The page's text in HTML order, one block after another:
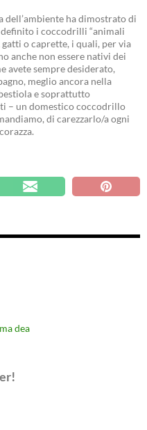
dell’ambiente ha dimostrato di
i coccodrilli “animali
o caprette, i quali, per via
anche non essere nativi dei
avete sempre desiderato,
meglio ancora nella
e soprattutto
– un domestico coccodrillo
di carezzarlo/a ogni
dea